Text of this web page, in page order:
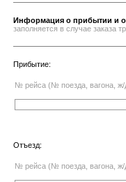
Информация о прибытии и
заполняется в случае заказа
Прибытие:
№ рейса (№ поезда, вагона, ж/
Отъезд:
№ рейса (№ поезда, вагона, ж/